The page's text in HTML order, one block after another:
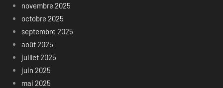
novembre 2025
octobre 2025
septembre 2025
août 2025
juillet 2025
juin 2025
mai 2025